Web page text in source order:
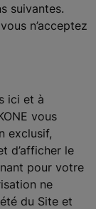
suivantes.
n’acceptez
ici et à
vous
exclusif,
d’afficher le
pour votre
ne
du Site et